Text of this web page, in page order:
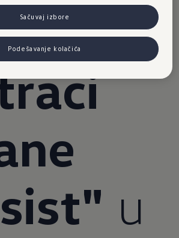
u
Sačuvaj izbore
Podešavanje kolačića